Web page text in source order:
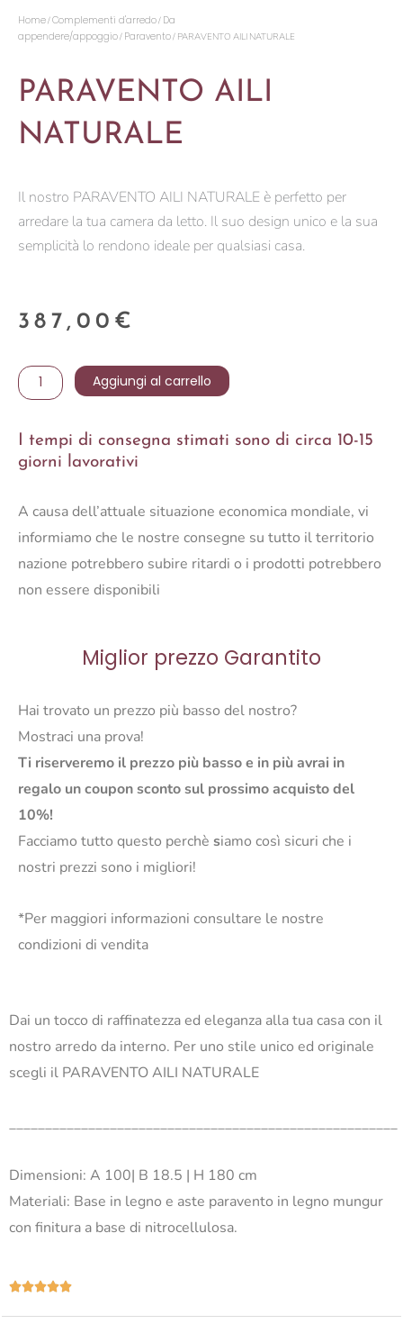
Home/Complementi d'arredo/ Da
appendere/appoggio/ Paravento/ PARAVENTO AILI NATURALE
PARAVENTO AILI
NATURALE
Il nostro PARAVENTO AILI NATURALE è perfetto per
arredare la tua camera da letto. Il suo design unico e la sua
semplicità lo rendono ideale per qualsiasi casa.
387,00 €
PARAVENTO
AILI
quantità
Aggiungi al carrello
I tempi di consegna stimati sono di circa 10-15
giorni lavorativi
A causa dell’attuale situazione economica mondiale, vi
informiamo che le nostre consegne su tutto il territorio
nazione potrebbero subire ritardi o i prodotti potrebbero
non essere disponibili
Miglior prezzo Garantito
Hai trovato un prezzo più basso del nostro?
Mostraci una prova!
Ti riserveremo il prezzo più basso e in più avrai in
regalo un coupon sconto sul prossimo acquisto del
10%!
Facciamo tutto questo perchè siamo così sicuri che i
nostri prezzi sono i migliori!
*Per maggiori informazioni consultare le nostre
condizioni di vendita
Dai un tocco di raffinatezza ed eleganza alla tua casa con il
nostro arredo da interno. Per uno stile unico ed originale
scegli il PARAVENTO AILI NATURALE
______________________________________________________
Dimensioni: A 100| B 18.5 | H 180 cm
Materiali: Base in legno e aste paravento in legno mungur
con finitura a base di nitrocellulosa.
Valutazione